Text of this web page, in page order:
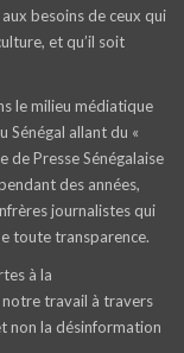
besoins de ceux qui
et qu’il soit
le milieu médiatique
Sénégal allant du «
de Presse Sénégalaise
des années,
journalistes qui
toute transparence.
à la
notre travail à travers
non la désinformation